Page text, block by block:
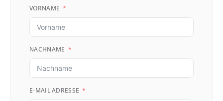
VORNAME
NACHNAME
E-MAIL ADRESSE